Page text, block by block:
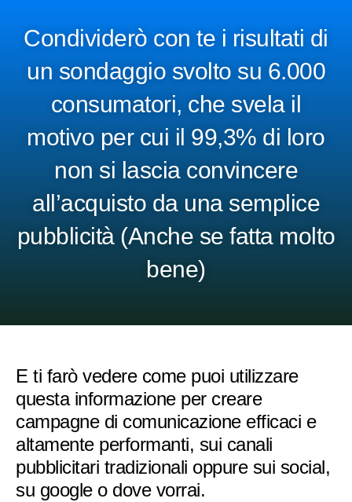
Condividerò con te i risultati di
un sondaggio svolto su 6.000
consumatori, che svela il
motivo per cui il 99,3% di loro
non si lascia convincere
all’acquisto da una semplice
pubblicità (Anche se fatta molto
bene)
E ti farò vedere come puoi utilizzare
questa informazione per creare
campagne di comunicazione efficaci e
altamente performanti, sui canali
pubblicitari tradizionali oppure sui social,
su google o dove vorrai.